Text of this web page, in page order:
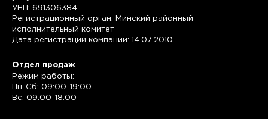
УНП: 691306384
Регистрационный орган: Минский районный
исполнительный комитет
Дата регистрации компании: 14.07.2010
Отдел продаж
Режим работы:
Пн-Сб: 09:00-19:00
Вс: 09:00-18:00